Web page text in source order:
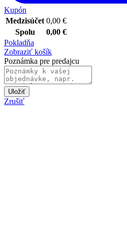
Kupón
Medzisúčet 0,00 €
Spolu
0,00 €
Pokladňa
Zobraziť košík
Poznámka pre predajcu
Uložiť
Zrušiť